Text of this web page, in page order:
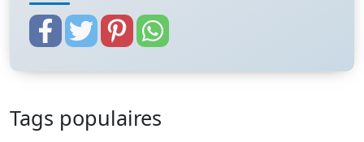
Tags populaires